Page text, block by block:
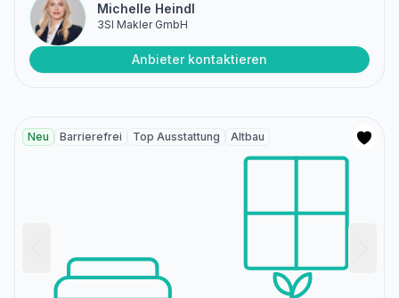
Michelle Heindl
3SI Makler GmbH
Anbieter kontaktieren
Neu Barrierefrei Top Ausstattung Altbau